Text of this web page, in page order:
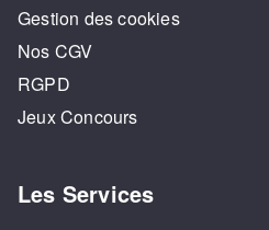
Gestion des cookies
Nos CGV
RGPD
Jeux Concours
Les Services